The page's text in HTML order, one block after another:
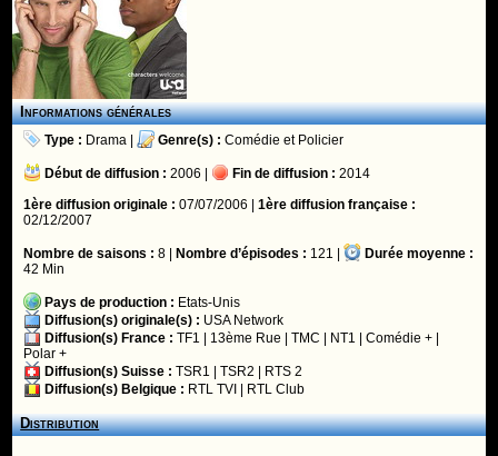
Informations générales
Type : Drama | Genre(s) : Comédie et Policier
Début de diffusion : 2006 | Fin de diffusion : 2014
1ère diffusion originale : 07/07/2006 |1ère diffusion française :
02/12/2007
Nombre de saisons : 8 | Nombre d’épisodes : 121 |
Durée moyenne :
42 Min
Pays de production : Etats-Unis
Diffusion(s) originale(s) : USA Network
Diffusion(s) France : TF1 13ème Rue |TMC NT1 |Comédie +
Polar +
Diffusion(s) Suisse : TSR1 |TSR2
RTS 2
Diffusion(s) Belgique : RTL TVI RTL Club
Distribution